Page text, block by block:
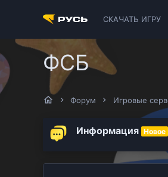
СКАЧАТЬ ИГРУ
ФСБ
Форум Игровые
Информация Новое